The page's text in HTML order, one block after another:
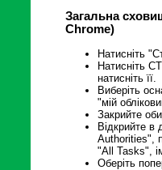
Загальна
Chrome)
Натисніть
Натисніть
натисніть її.
Виберіть
"мій
Закрийте
Відкрийте в
Authorities",
"All Tasks",
Оберіть